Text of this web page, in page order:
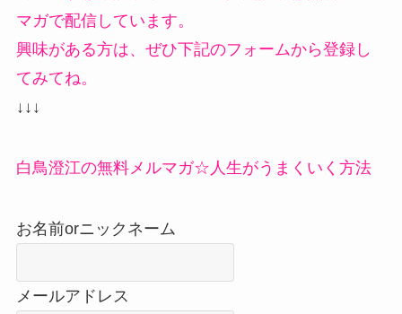
マガで配信しています。
興味がある方は、ぜひ下記のフォームから登録し
てみてね。
↓↓↓
白鳥澄江の無料メルマガ☆人生がうまくいく方法
お名前orニックネーム
メールアドレス